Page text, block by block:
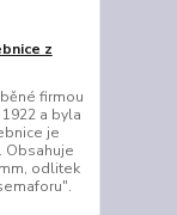
z
firmou
a byla
je
Obsahuje
odlitek